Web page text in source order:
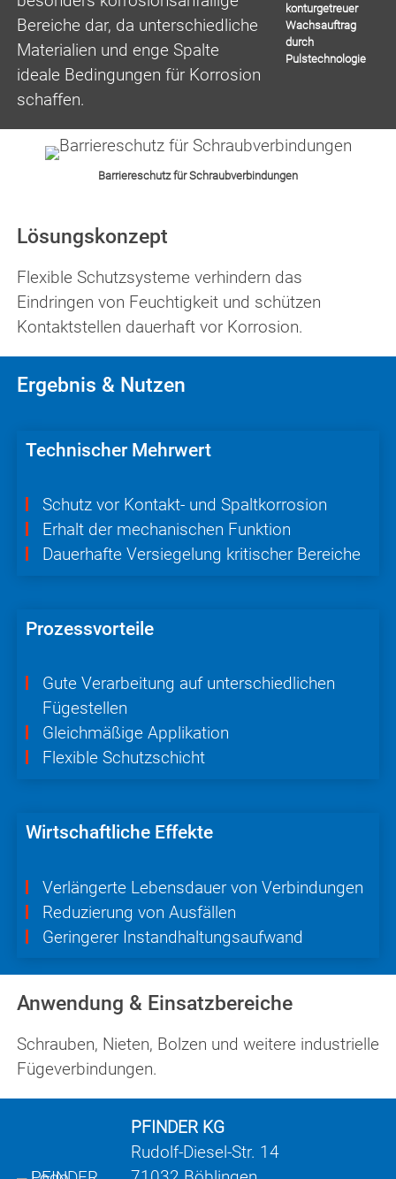
Bereiche dar, da unterschiedliche
Materialien und enge Spalte
ideale Bedingungen für Korrosion
schaffen.
konturgetreuer
Wachsauftrag
durch
Pulstechnologie
Barriereschutz für Schraubverbindungen
Lösungskonzept
Flexible Schutzsysteme verhindern das
Eindringen von Feuchtigkeit und schützen
Kontaktstellen dauerhaft vor Korrosion.
Ergebnis & Nutzen
Technischer Mehrwert
Schutz vor Kontakt- und Spaltkorrosion
Erhalt der mechanischen Funktion
Dauerhafte Versiegelung kritischer Bereiche
Prozessvorteile
Gute Verarbeitung auf unterschiedlichen
Fügestellen
Gleichmäßige Applikation
Flexible Schutzschicht
Wirtschaftliche Effekte
Verlängerte Lebensdauer von Verbindungen
Reduzierung von Ausfällen
Geringerer Instandhaltungsaufwand
Anwendung & Einsatzbereiche
Schrauben, Nieten, Bolzen und weitere industrielle
Fügeverbindungen.
PFINDER KG
Rudolf-Diesel-Str. 14